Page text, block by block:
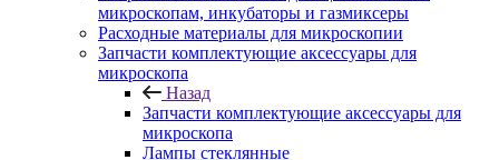
микроскопам, инкубаторы и газмиксеры
Расходные материалы для микроскопии
Запчасти комплектующие аксессуары для
микроскопа
Назад
Запчасти комплектующие аксессуары для
микроскопа
Лампы стеклянные